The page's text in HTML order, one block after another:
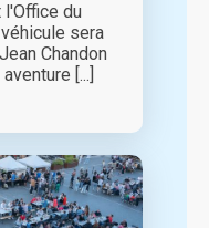
l'Office du
sera
Chandon
[...]